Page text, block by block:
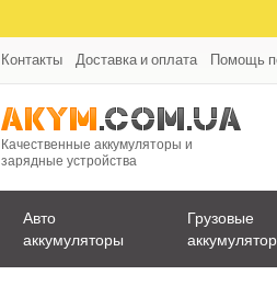
Контакты Доставка и оплата Помощь
Качественные аккумуляторы и
зарядные устройства
Авто
аккумуляторы
Грузовые